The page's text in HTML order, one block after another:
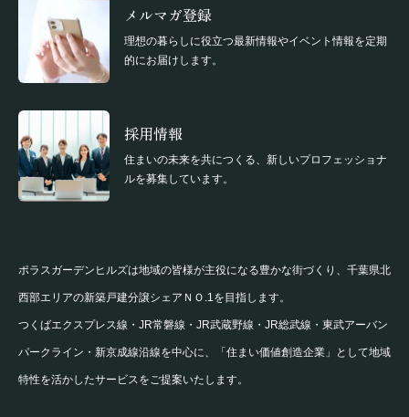
メルマガ登録
理想の暮らしに役立つ最新情報やイベント情報を定期
的にお届けします。
採用情報
住まいの未来を共につくる、新しいプロフェッショナ
ルを募集しています。
ポラスガーデンヒルズは地域の皆様が主役になる豊かな街づくり、千葉県北
西部エリアの新築戸建分譲シェアＮＯ.1を目指します。
つくばエクスプレス線・JR常磐線・JR武蔵野線・JR総武線・東武アーバン
パークライン・新京成線沿線を中心に、「住まい価値創造企業」として地域
特性を活かしたサービスをご提案いたします。